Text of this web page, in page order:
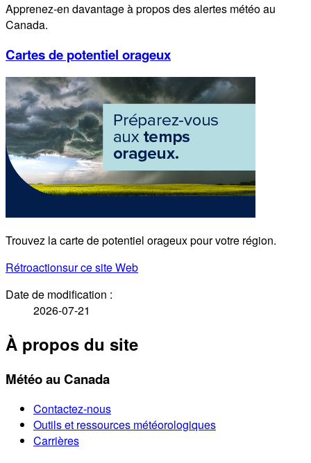
Apprenez-en davantage à propos des alertes météo au
Canada.
Cartes de potentiel orageux
Trouvez la carte de potentiel orageux pour votre région.
Rétroactionsur ce site Web
Date de modification :
2026-07-21
À propos du site
Météo au Canada
Contactez-nous
Outils et ressources météorologiques
Carrières